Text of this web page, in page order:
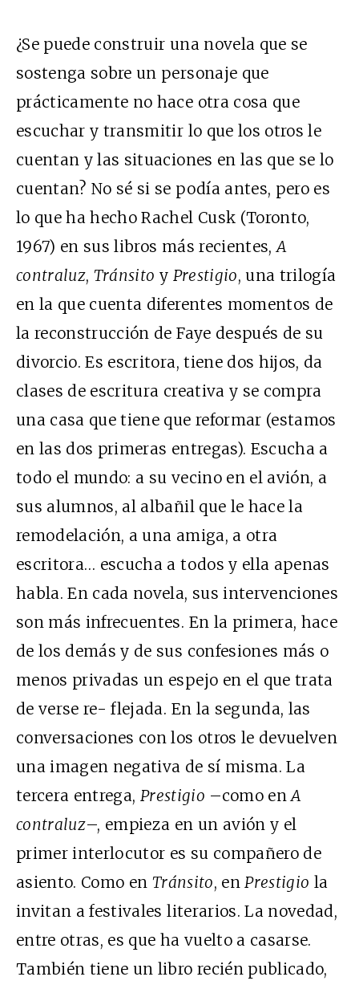
¿Se puede construir una novela que se
sostenga sobre un personaje que
prácticamente no hace otra cosa que
escuchar y transmitir lo que los otros le
cuentan y las situaciones en las que se lo
cuentan? No sé si se podía antes, pero es
lo que ha hecho Rachel Cusk (Toronto,
1967) en sus libros más recientes,A
contraluz, Tránsito y Prestigio, una trilogía
en la que cuenta diferentes momentos de
la reconstrucción de Faye después de su
divorcio. Es escritora, tiene dos hijos, da
clases de escritura creativa y se compra
una casa que tiene que reformar (estamos
en las dos primeras entregas). Escucha a
todo el mundo: a su vecino en el avión, a
sus alumnos, al albañil que le hace la
remodelación, a una amiga, a otra
escritora… escucha a todos y ella apenas
habla. En cada novela, sus intervenciones
son más infrecuentes. En la primera, hace
de los demás y de sus confesiones más o
menos privadas un espejo en el que trata
de verse re- flejada. En la segunda, las
conversaciones con los otros le devuelven
una imagen negativa de sí misma. La
tercera entrega, Prestigio –como enA
contraluz–, empieza en un avión y el
primer interlocutor es su compañero de
asiento. Como en Tránsito, enPrestigio la
invitan a festivales literarios. La novedad,
entre otras, es que ha vuelto a casarse.
También tiene un libro recién publicado,